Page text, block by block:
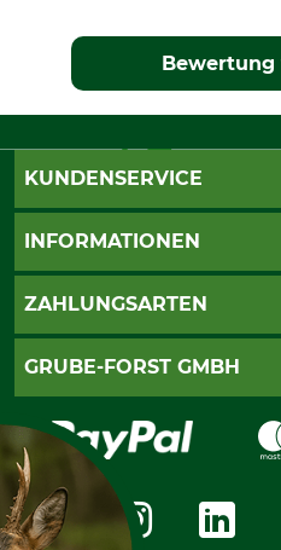
Bewertung
KUNDENSERVICE
Katalogbestellung
INFORMATIONEN
AGB
Widerrufsformular
Datenschutz
Zahlungsarten
ZAHLUNGSARTEN
PayPal
Rechnung
Vorkasse
GRUBE-FORST GMBH
Karriere
Über uns
Messetermine
Community
International